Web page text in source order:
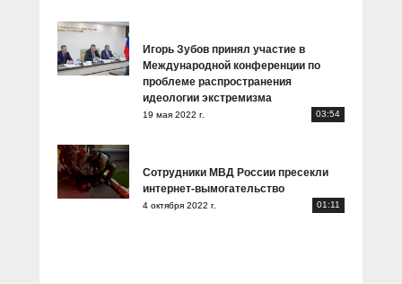
Игорь Зубов принял участие в
Международной конференции по
проблеме распространения
идеологии экстремизма
19 мая 2022 г. 03:54
Сотрудники МВД России пресекли
интернет-вымогательство
4 октября 2022 г. 01:11